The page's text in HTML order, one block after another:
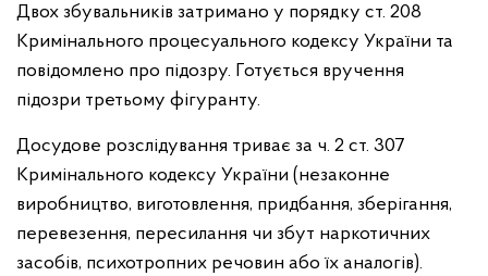
Двох збувальників затримано у порядку ст. 208
Кримінального процесуального кодексу України та
повідомлено про підозру. Готується вручення
підозри третьому фігуранту.
Досудове розслідування триває за ч. 2 ст. 307
Кримінального кодексу України (незаконне
виробництво, виготовлення, придбання, зберігання,
перевезення, пересилання чи збут наркотичних
засобів, психотропних речовин або їх аналогів).